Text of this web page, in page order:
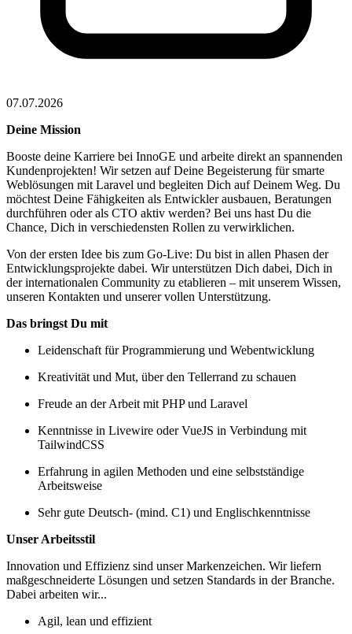
07.07.2026
Deine Mission
Booste deine Karriere bei InnoGE und arbeite direkt an spannenden
Kundenprojekten! Wir setzen auf Deine Begeisterung für smarte
Weblösungen mit Laravel und begleiten Dich auf Deinem Weg. Du
möchtest Deine Fähigkeiten als Entwickler ausbauen, Beratungen
durchführen oder als CTO aktiv werden? Bei uns hast Du die
Chance, Dich in verschiedensten Rollen zu verwirklichen.
Von der ersten Idee bis zum Go-Live: Du bist in allen Phasen der
Entwicklungsprojekte dabei. Wir unterstützen Dich dabei, Dich in
der internationalen Community zu etablieren – mit unserem Wissen,
unseren Kontakten und unserer vollen Unterstützung.
Das bringst Du mit
Leidenschaft für Programmierung und Webentwicklung
Kreativität und Mut, über den Tellerrand zu schauen
Freude an der Arbeit mit PHP und Laravel
Kenntnisse in Livewire oder VueJS in Verbindung mit
TailwindCSS
Erfahrung in agilen Methoden und eine selbstständige
Arbeitsweise
Sehr gute Deutsch- (mind. C1) und Englischkenntnisse
Unser Arbeitsstil
Innovation und Effizienz sind unser Markenzeichen. Wir liefern
maßgeschneiderte Lösungen und setzen Standards in der Branche.
Dabei arbeiten wir...
Agil, lean und effizient